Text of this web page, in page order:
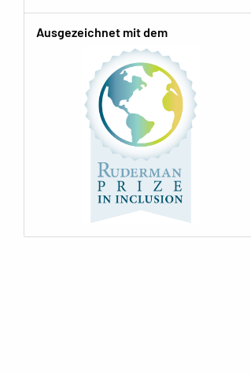
Ausgezeichnet mit dem